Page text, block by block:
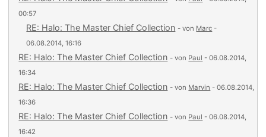
00:57
RE: Halo: The Master Chief Collection - von Marc -
06.08.2014, 16:16
RE: Halo: The Master Chief Collection - von Paul - 06.08.2014,
16:34
RE: Halo: The Master Chief Collection - von Marvin - 06.08.2014,
16:36
RE: Halo: The Master Chief Collection - von Paul - 06.08.2014,
16:42